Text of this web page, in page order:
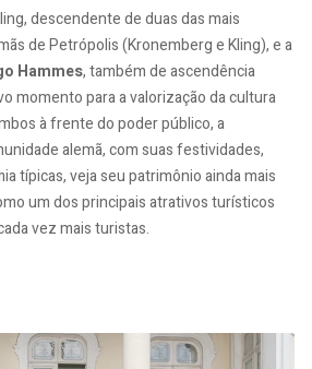
descendente de duas das mais
de Petrópolis (Kronemberg e Kling), e a
Hammes, também de ascendência
momento para a valorização da cultura
à frente do poder público, a
alemã, com suas festividades,
típicas, veja seu patrimônio ainda mais
um dos principais atrativos turísticos
vez mais turistas.